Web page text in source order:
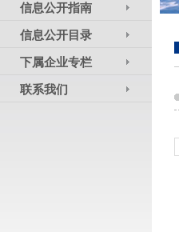
信息公开指南
信息公开目录
下属企业专栏
联系我们